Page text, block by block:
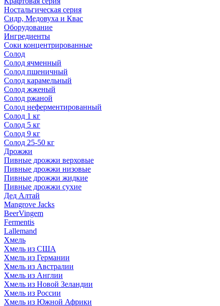
Ностальгическая серия
Сидр, Медовуха и Квас
Оборудование
Ингредиенты
Соки концентрированные
Солод
Солод ячменный
Солод пшеничный
Солод карамельный
Солод жженый
Солод ржаной
Солод неферментированный
Солод 1 кг
Солод 5 кг
Солод 9 кг
Солод 25-50 кг
Дрожжи
Пивные дрожжи верховые
Пивные дрожжи низовые
Пивные дрожжи жидкие
Пивные дрожжи сухие
Дед Алтай
Mangrove Jacks
BeerVingem
Fermentis
Lallemand
Хмель
Хмель из США
Хмель из Германии
Хмель из Австралии
Хмель из Англии
Хмель из Новой Зеландии
Хмель из России
Хмель из Южной Африки